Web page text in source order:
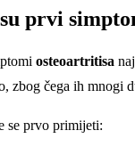
prvi
osteoartritisa
zbog čega ih mnogi
se prvo primijeti: